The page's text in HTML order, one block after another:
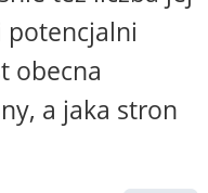
potencjalni
obecna
a jaka stron